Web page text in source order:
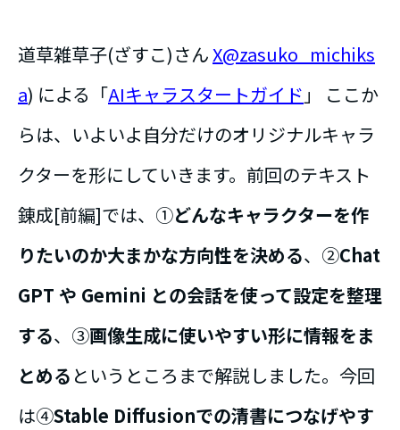
道草雑草子(ざすこ)さんX@zasuko_michiks
a) による「AIキャラスタートガイド 」 ここか
らは、いよいよ自分だけのオリジナルキャラ
クターを形にしていきます。前回のテキスト
錬成[前編]では、①どんなキャラクターを作
りたいのか大まかな方向性を決める、②Chat
GPT や Gemini との会話を使って設定を整理
する、③画像生成に使いやすい形に情報をま
とめる というところまで解説しました。今回
は④Stable Diffusionでの清書につなげやす